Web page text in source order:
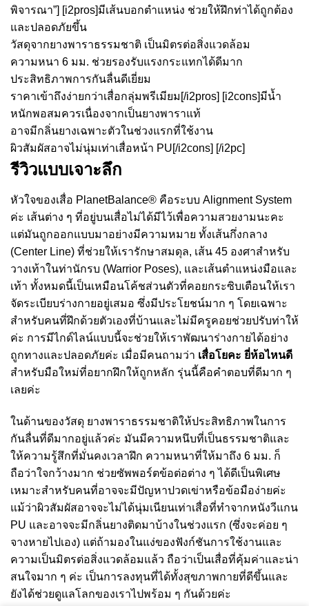
พิจารณา”] [i2pros]มีเส้นบอกตำแหน่ง ช่วยให้ฝึกท่าได้ถูกต้อง
และปลอดภัยขึ้น
วัสดุจากยางพาราธรรมชาติ เป็นมิตรต่อสิ่งแวดล้อม
ความหนา 6 มม. ช่วยรองรับแรงกระแทกได้ดีมาก
ประสิทธิภาพการกันลื่นดีเยี่ยม
ราคาเข้าถึงง่ายกว่าเสื่อกลุ่มพรีเมียม[/i2pros] [i2cons]มีน้ำ
หนักพอสมควรเนื่องจากเป็นยางพาราแท้
อาจมีกลิ่นยางเฉพาะตัวในช่วงแรกที่ใช้งาน
ผิวสัมผัสอาจไม่นุ่มเท่าเสื่อหน้า PU[/i2cons] [/i2pc]
รีวิวแบบเจาะลึก
หัวใจของเสื่อ PlanetBalance® คือระบบ Alignment System
ค่ะ เส้นต่าง ๆ ที่อยู่บนเสื่อไม่ได้มีไว้เพื่อความสวยงามนะคะ
แต่มันถูกออกแบบมาอย่างมีความหมาย ทั้งเส้นกึ่งกลาง
(Center Line) ที่ช่วยให้เรารักษาสมดุล, เส้น 45 องศาสำหรับ
วางเท้าในท่านักรบ (Warrior Poses), และเส้นตำแหน่งมือและ
เท้า ทั้งหมดนี้เป็นเหมือนโค้ชส่วนตัวที่คอยกระซิบเตือนให้เรา
จัดระเบียบร่างกายอยู่เสมอ ซึ่งมีประโยชน์มาก ๆ โดยเฉพาะ
สำหรับคนที่ฝึกด้วยตัวเองที่บ้านและไม่มีครูคอยช่วยปรับท่าให้
ค่ะ การมีไกด์ไลน์แบบนี้จะช่วยให้เราพัฒนาร่างกายได้อย่าง
ถูกทางและปลอดภัยค่ะ เมื่อมีคนถามว่า เสื่อโยคะ ยี่ห้อไหนดี
สำหรับมือใหม่ที่อยากฝึกให้ถูกหลัก รุ่นนี้คือคำตอบที่ดีมาก ๆ
เลยค่ะ
ในด้านของวัสดุ ยางพาราธรรมชาติให้ประสิทธิภาพในการ
กันลื่นที่ดีมากอยู่แล้วค่ะ มันมีความหนึบที่เป็นธรรมชาติและ
ให้ความรู้สึกที่มั่นคงเวลาฝึก ความหนาที่ให้มาถึง 6 มม. ก็
ถือว่าใจกว้างมาก ช่วยซัพพอร์ตข้อต่อต่าง ๆ ได้ดีเป็นพิเศษ
เหมาะสำหรับคนที่อาจจะมีปัญหาปวดเข่าหรือข้อมือง่ายค่ะ
แม้ว่าผิวสัมผัสอาจจะไม่ได้นุ่มเนียนเท่าเสื่อที่ทำจากหนังวีแกน
PU และอาจจะมีกลิ่นยางติดมาบ้างในช่วงแรก (ซึ่งจะค่อย ๆ
จางหายไปเอง) แต่ถ้ามองในแง่ของฟังก์ชันการใช้งานและ
ความเป็นมิตรต่อสิ่งแวดล้อมแล้ว ถือว่าเป็นเสื่อที่คุ้มค่าและน่า
สนใจมาก ๆ ค่ะ เป็นการลงทุนที่ได้ทั้งสุขภาพกายที่ดีขึ้นและ
ยังได้ช่วยดูแลโลกของเราไปพร้อม ๆ กันด้วยค่ะ